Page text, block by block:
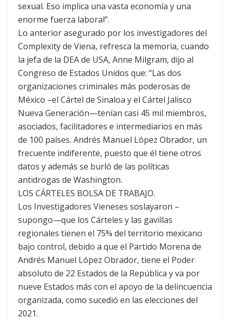
sexual. Eso implica una vasta economía y una
enorme fuerza laboral”.
Lo anterior asegurado por los investigadores del
Complexity de Viena, refresca la memoria, cuando
la jefa de la DEA de USA, Anne Milgram, dijo al
Congreso de Estados Unidos que: “Las dos
organizaciones criminales más poderosas de
México –el Cártel de Sinaloa y el Cártel Jalisco
Nueva Generación—tenían casi 45 mil miembros,
asociados, facilitadores e intermediarios en más
de 100 países. Andrés Manuel López Obrador, un
frecuente indiferente, puesto que él tiene otros
datos y además se burló de las políticas
antidrogas de Washington.
LOS CÁRTELES BOLSA DE TRABAJO.
Los Investigadores Vieneses soslayaron –
supongo—que los Cárteles y las gavillas
regionales tienen el 75% del territorio mexicano
bajo control, debido a que el Partido Morena de
Andrés Manuel López Obrador, tiene el Poder
absoluto de 22 Estados de la República y va por
nueve Estados más con el apoyo de la delincuencia
organizada, como sucedió en las elecciones del
2021.